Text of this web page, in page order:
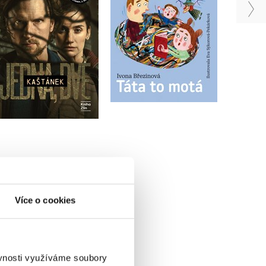
Více o cookies
využíváme soubory
Soren Sveistrup
Do košíku
499 Kč
399 Kč
Andrea Kamasová
Do košíku